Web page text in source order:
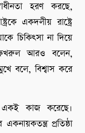
হরণ করছে,
একদলীয় রাষ্ট্রে
চিকিৎসা না দিয়ে
ফখরুল আরও বলেন,
বলে, বিশ্বাস করে
একই কাজ করেছে।
প্রতিষ্ঠা